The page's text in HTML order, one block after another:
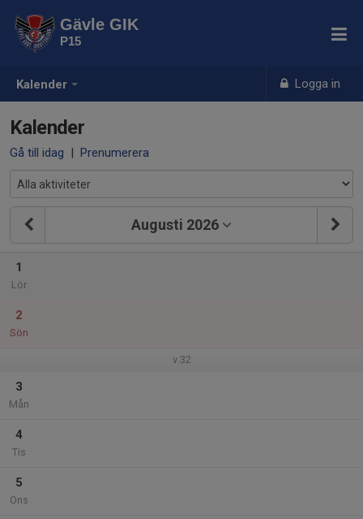
Kalender Logga in
Gävle GIK
P15
Kalender
Gå till idag | Prenumerera
Augusti 2026
1
Lör
2
Sön
v.32
3
Mån
4
Tis
5
Ons